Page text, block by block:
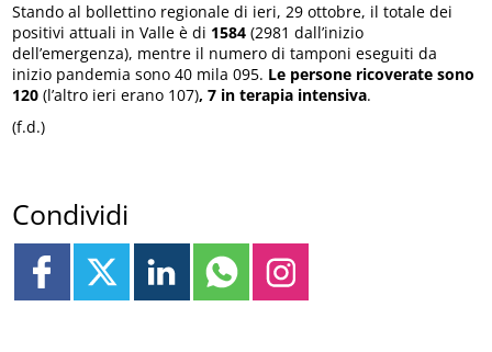
Stando al bollettino regionale di ieri, 29 ottobre, il totale dei
positivi attuali in Valle è di 1584 (2981 dall’inizio
dell’emergenza), mentre il numero di tamponi eseguiti da
inizio pandemia sono 40 mila 095. Le persone ricoverate sono
120(l’altro ieri erano 107), 7 in terapia intensiva.
(f.d.)
Condividi